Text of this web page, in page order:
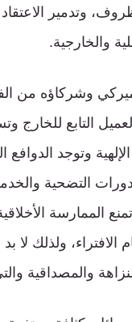
وتدمير
والخارجية.
وشركاؤه من
التابع للخارج
الإلهية وتوجد
التضحية
تمنع الممارسة
ولذلك لا
والمصداقية